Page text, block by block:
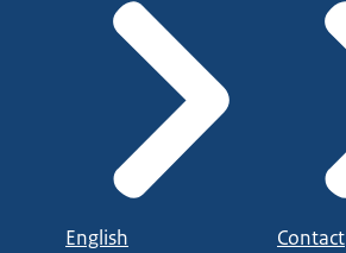
English Contact